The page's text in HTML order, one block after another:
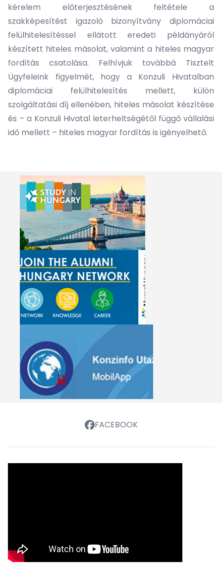
kérelem előterjesztésének feltétele a
szakképesítést igazoló bizonyítvány diplomáciai
felülhitelesítéssel ellátott eredeti példányáról
készített hiteles másolat, valamint a hiteles magyar
fordítás csatolása. Felhívjuk továbbá Tisztelt
Ügyfeleink figyelmét, hogy a Konzuli Hivatalban
diplomáciai felülhitelesítés mellett, külön
szolgáltatási díj ellenében, hiteles másolat készítése
és – a Konzuli Hivatal leterheltségétől függő vállalási
idő mellett – hiteles magyar fordítás is igényelhető.
FACEBOOK